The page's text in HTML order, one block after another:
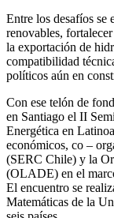
Entre los desafíos se
renovables,
la exportación de
compatibilidad
políticos aún en
Con ese telón de
en Santiago el II
Energética en
económicos, co –
(SERC Chile) y la
(OLADE) en el
El encuentro se
Matemáticas de la